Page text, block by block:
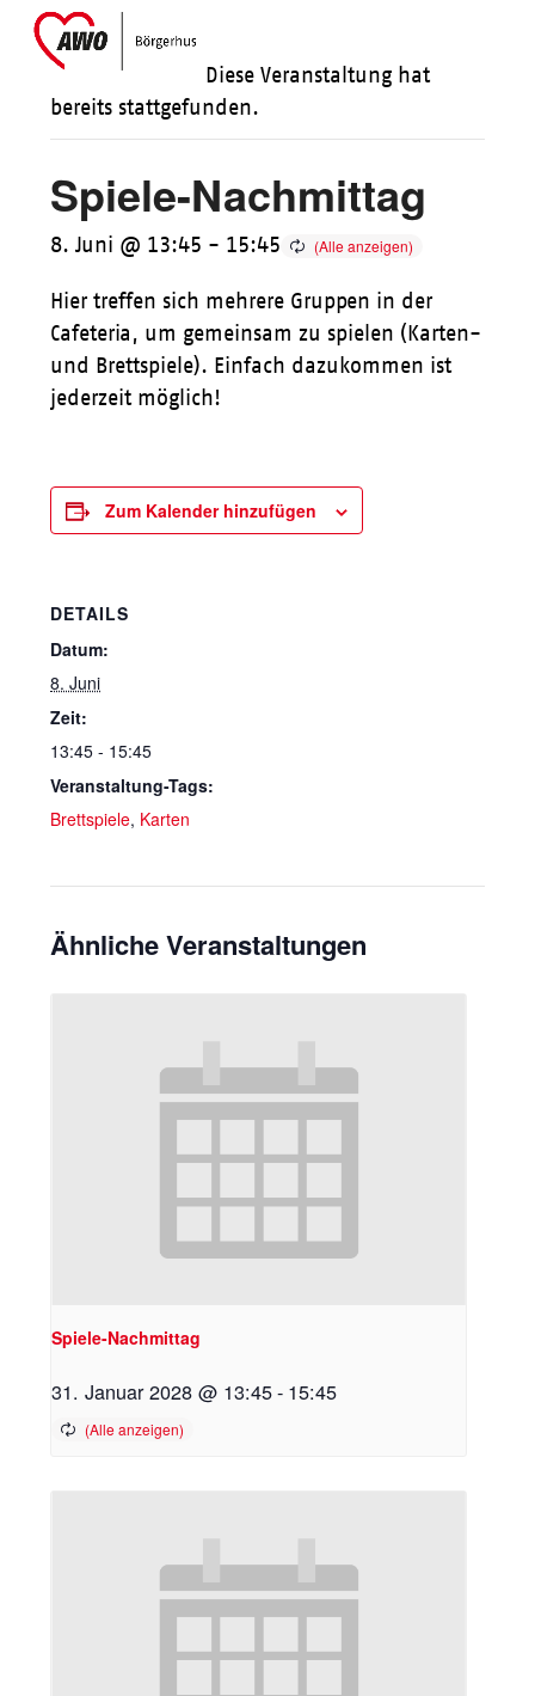
SkipOpen
mobile
Close
mobile
Diese Veranstaltung hat
bereits stattgefunden.
Spiele-Nachmittag
8. Juni @ 13:45 - 15:45
Hier treffen sich mehrere Gruppen in der
Cafeteria, um gemeinsam zu spielen (Karten-
und Brettspiele). Einfach dazukommen ist
jederzeit möglich!
Zum Kalender hinzufügen
DETAILS
Datum:
8. Juni
Zeit:
13:45 - 15:45
Veranstaltung-Tags:
Brettspiele, Karten
Ähnliche Veranstaltungen
Spiele-Nachmittag
31. Januar 2028 @ 13:45- 15:45